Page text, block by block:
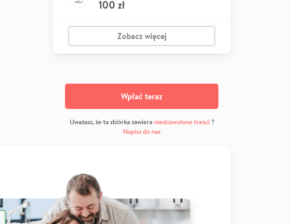
100 zł
Zobacz więcej
Wpłać teraz
Uważasz, że ta zbiórka zawiera niedozwolone treści?
Napisz do nas